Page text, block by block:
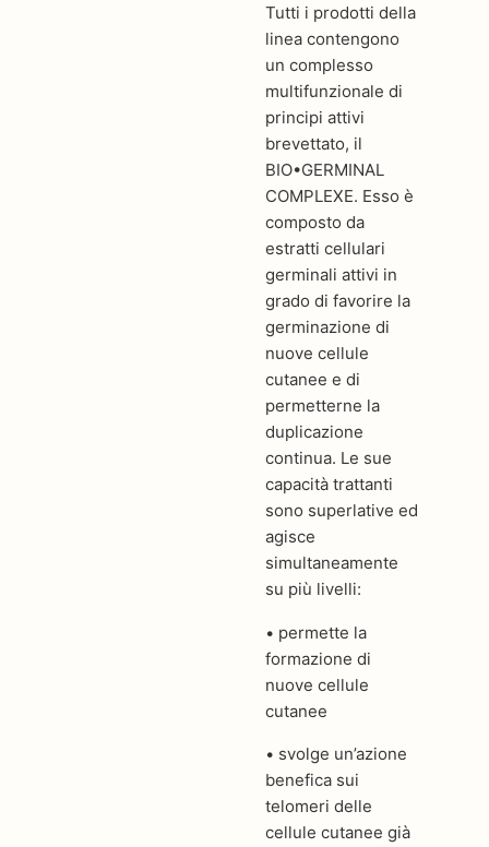
Tutti i prodotti della
linea contengono
un complesso
multifunzionale di
principi attivi
brevettato, il
BIO•GERMINAL
COMPLEXE. Esso è
composto da
estratti cellulari
germinali attivi in
grado di favorire la
germinazione di
nuove cellule
cutanee e di
permetterne la
duplicazione
continua. Le sue
capacità trattanti
sono superlative ed
agisce
simultaneamente
su più livelli:
• permette la
formazione di
nuove cellule
cutanee
• svolge un’azione
benefica sui
telomeri delle
cellule cutanee già